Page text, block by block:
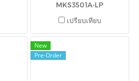
MKS3501A-LP
เปรียบเทียบ
New
Pre-Order